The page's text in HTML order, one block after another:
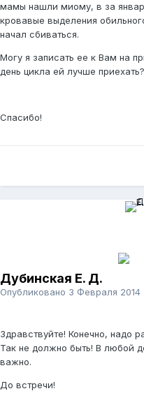
мамы нашли миому, в за
кровавые выделения
начал сбиваться.
Могу я записать ее к Вам на
день цикла ей лучше
Спасибо!
Дубинская Е. Д.
Опубликовано 3 Февраля 2014
Здравствуйте! Конечно, надо
Так не должно быть! В любой
важно.
До встречи!